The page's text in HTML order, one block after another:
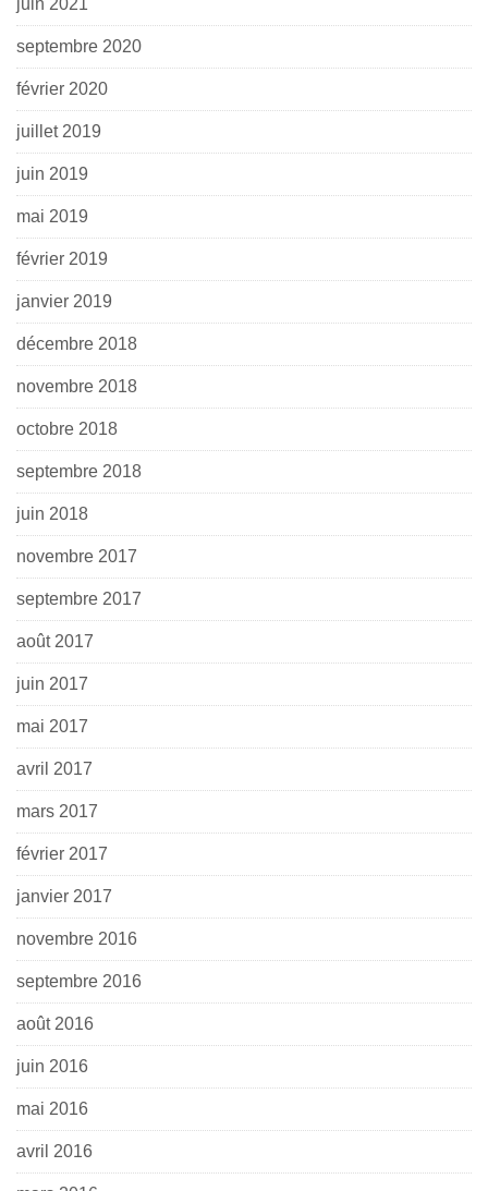
juin 2021
septembre 2020
février 2020
juillet 2019
juin 2019
mai 2019
février 2019
janvier 2019
décembre 2018
novembre 2018
octobre 2018
septembre 2018
juin 2018
novembre 2017
septembre 2017
août 2017
juin 2017
mai 2017
avril 2017
mars 2017
février 2017
janvier 2017
novembre 2016
septembre 2016
août 2016
juin 2016
mai 2016
avril 2016